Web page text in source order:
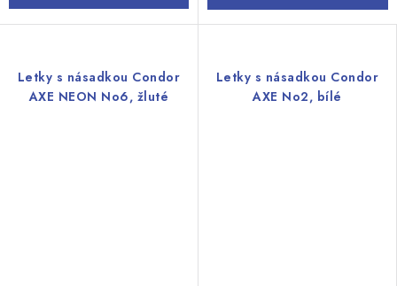
Letky s násadkou Condor
AXE NEON No6, žluté
Letky s násadkou Condor
AXE No2, bílé